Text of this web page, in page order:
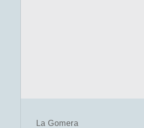
La Gomera